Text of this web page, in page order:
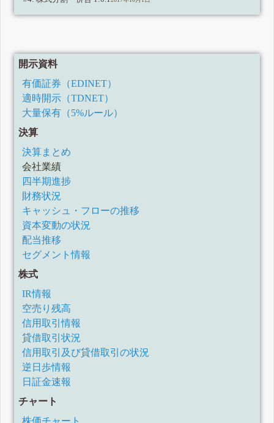
開示資料
有価証券（EDINET）
適時開示（TDNET）
大量保有（5%ルール）
決算
決算まとめ
会社業績
四半期進捗
財務状況
キャッシュ・フローの推移
資本変動の状況
配当推移
セグメント情報
株式
IR情報
空売り残高
信用取引情報
貸借取引状況
信用取引及び貸借取引の状況
逆日歩情報
日証金速報
チャート
株価チャート